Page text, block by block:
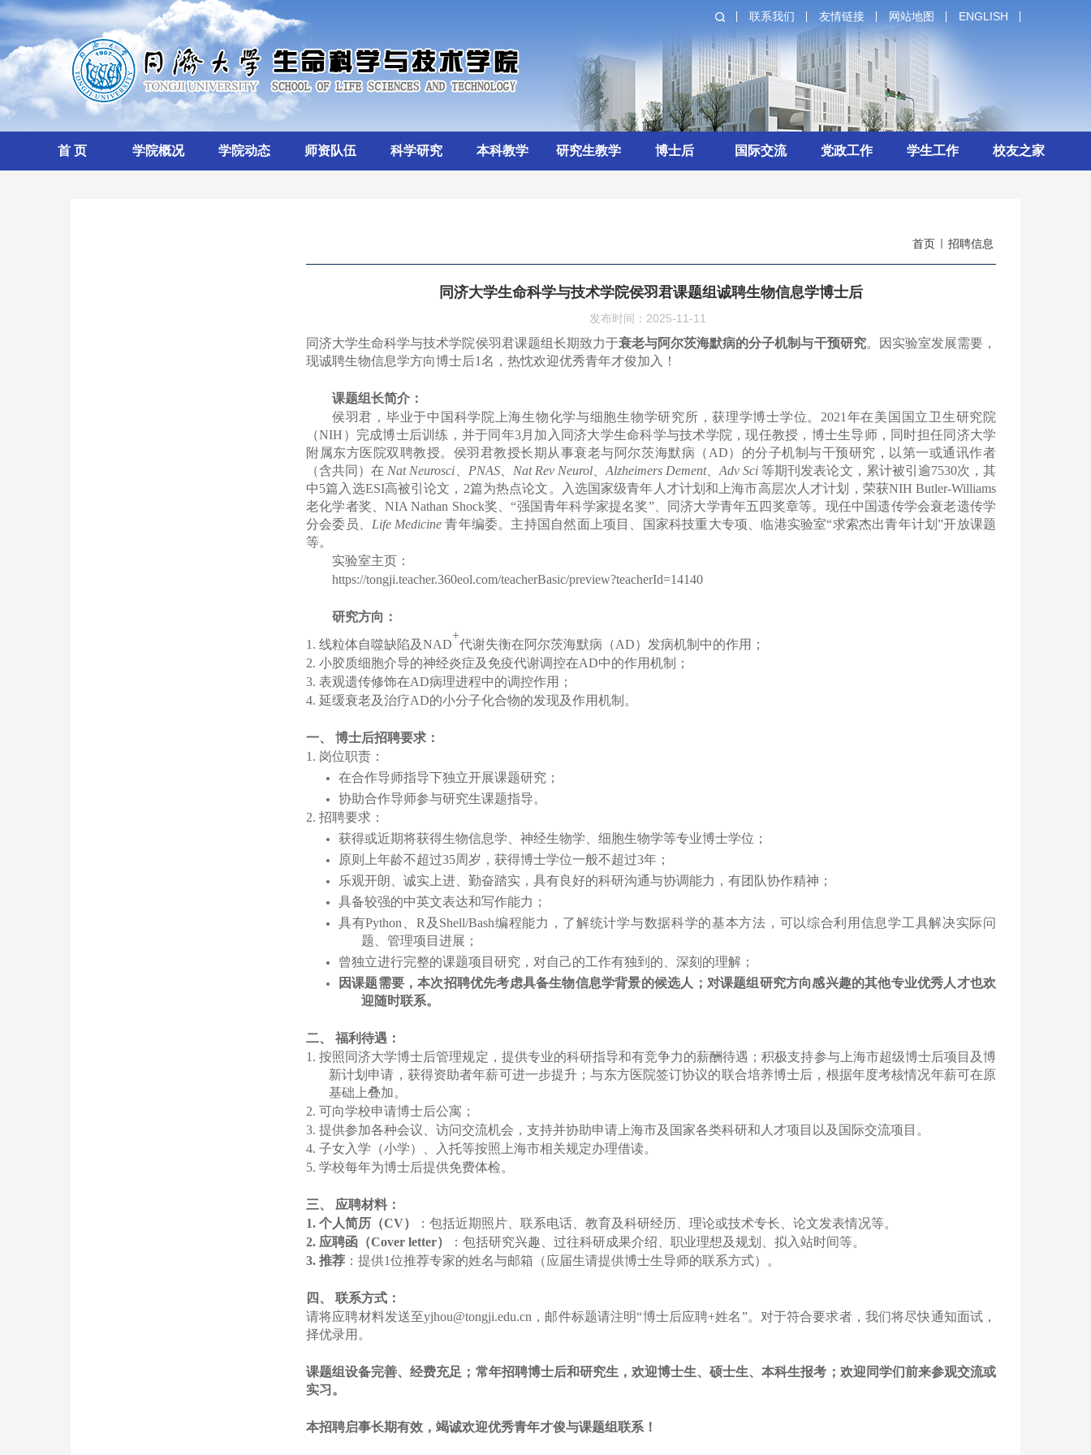
ENGLISH
网站地图
友情链接
联系我们
首 页 学院概况 学院动态 师资队伍 科学研究 本科教学 研究生教学 博士后 国际交流 党政工作 学生工作 校友之家
首页 招聘信息
同济大学生命科学与技术学院侯羽君课题组诚聘生物信息学博士后
发布时间：2025-11-11
同济大学生命科学与技术学院侯羽君课题组长期致力于衰老与阿尔茨海默病的分子机制与干预研究。因实验室发展需要，
现诚聘生物信息学方向博士后1名，热忱欢迎优秀青年才俊加入！
课题组长简介：
侯羽君，毕业于中国科学院上海生物化学与细胞生物学研究所，获理学博士学位。 2021 年在美国国立卫生研究院
（NIH ）完成博士后训练，并于同年3月加入同济大学生命科学与技术学院，现任教授，博士生导师，同时担任同济大学
附属东方医院双聘教授。侯羽君教授长期从事衰老与阿尔茨海默病（ AD）的分子机制与干预研究，以第一或通讯作者
（含共同）在 Nat Neurosci PNAS、 Nat Rev Neurol、 Alzheimers Dement、Adv Sci 等期刊发表论文，累计被引逾7530次，其
中5篇入选ESI高被引论文， 2篇为热点论文。入选国家级青年人才计划和上海市高层次人才计划，荣获NIH Butler-Williams
老化学者奖、NIA Nathan Shock奖、“强国青年科学家提名奖”、同济大学青年五四奖章等。现任中国遗传学会衰老遗传学
分会委员、 Life Medicine 青年编委。主持国自然面上项目、国家科技重大专项、临港实验室“求索杰出青年计划”开放课题
等。
实验室主页：
https://tongji.teacher.360eol.com/teacherBasic/preview?teacherId=14140
研究方向：
1. 线粒体自噬缺陷及NAD
+
代谢失衡在阿尔茨海默病 （AD） 发病机制中的作用；
2. 小胶质细胞介导的神经炎症及免疫代谢调控在AD中的作用机制
；
3. 表观遗传修饰在AD病理进程中的调控作用 ；
4. 延缓衰老及治疗AD的小分子化合物的发现及作用机制 。
一、 博士后招聘要求：
1. 岗位职责：
在合作导师指导下独立开展课题研究；
协助合作导师参与研究生课题指导。
2. 招聘要求：
获得或近期将获得生物信息学、神经生物学、细胞生物学等专业博士学位；
原则上年龄不超过35周岁，获得博士学位一般不超过3年；
乐观开朗、诚实上进、勤奋踏实，具有良好的科研沟通与协调能力，有团队协作精神；
具备较强的中英文表达和写作能力；
具有Python R 及 Shell/Bash编程能力，了解统计学与数据科学的基本方法，可以综合利用信息学工具解决实际问
题、管理项目进展；
曾独立进行完整的课题项目研究，对自己的工作有独到的、深刻的理解；
因课题需要，本次招聘优先考虑具备生物信息学背景的候选人；对课题组研究方向感兴趣的其他专业优秀人才也欢
迎随时联系。
二、 福利待遇：
1.按照同济大学博士后管理规定，提供专业的科研指导和有竞争力的薪酬待遇；积极支持参与上海市超级博士后项目及博
新计划申请，获得资助者年薪可进一步提升；与东方医院签订协议的联合培养博士后，根据年度考核情况年薪可在原
基础上叠加。
2. 可向学校申请博士后公寓；
3. 提供参加各种会议、访问交流机会，支持并协助申请上海市及国家各类科研和人才项目以及国际交流项目。
4. 子女入学（小学）、入托等按照上海市相关规定办理借读。
5. 学校每年为博士后提供免费体检。
三、 应聘材料：
1. 个人简历（CV）
：包括近期照片、联系电话、教育及科研经历、理论或技术专长、论文发表情况等。
2. 应聘函（Cover letter）
：包括研究兴趣、过往科研成果介绍、职业理想及规划、拟入站时间等。
3. 推荐 ：提供1位推荐专家的姓名与邮箱（应届生请提供博士生导师的联系方式）。
四、 联系方式：
请将应聘材料发送至yjhou@tongji.edu.cn ，邮件标题请注明“博士后应聘+姓名”。对于符合要求者，我们将尽快通知面试，
择优录用。
课题组设备完善、经费充足；常年招聘博士后和研究生，欢迎博士生、硕士生、本科生报考；欢迎同学们前来参观交流或
实习。
本招聘启事长期有效，竭诚欢迎优秀青年才俊与课题组联系！